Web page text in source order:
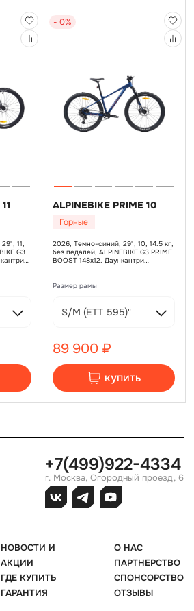
11,
G3
мм,
- 0%
ALPINEBIKE PRIME 10
Горные
2026, Темно-синий, 29", 10, 14.5 кг,
без педалей, ALPINEBIKE G3 PRIME
BOOST 148х12. Даункантри
стакан, дополнительные бонки,
ротор SHIMANO SM-RT56, 180 мм,
SHIMANO MT200, ротор SHIMANO
Размер рамы
S/M (ЕТТ 595)"
89 900 ₽
купить
НОВОСТИ И
АКЦИИ
ГДЕ КУПИТЬ
ГАРАНТИЯ
О НАС
ПАРТНЕРСТВО
СПОНСОРСТВО
ОТЗЫВЫ
+7(499)922-4334
г. Москва, Огородный проезд, 6